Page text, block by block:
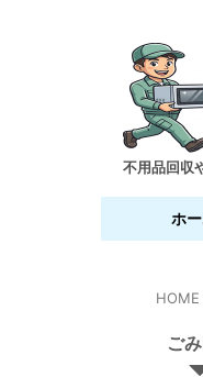
不用品回収
ホ
HOME
ご